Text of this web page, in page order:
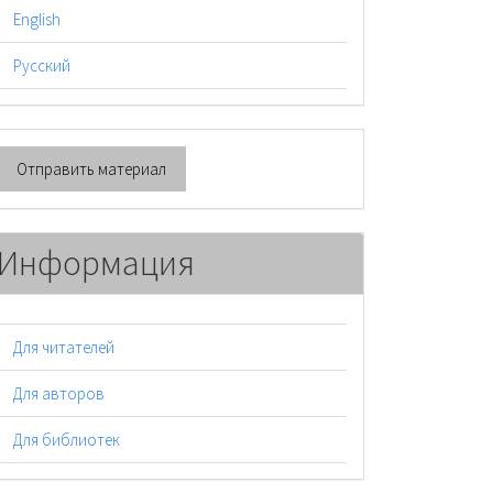
English
Русский
Отправить материал
Для читателей
Для авторов
Для библиотек